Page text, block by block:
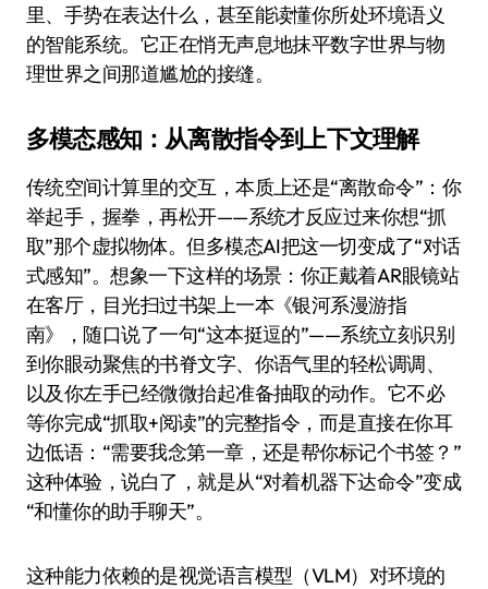
里、手势在表达什么，甚至能读懂你所处环境语义
的智能系统。它正在悄无声息地抹平数字世界与物
理世界之间那道尴尬的接缝。
多模态感知：从离散指令到上下文理解
传统空间计算里的交互，本质上还是“离散命令”：你
举起手，握拳，再松开——系统才反应过来你想“抓
取”那个虚拟物体。但多模态AI把这一切变成了“对话
式感知”。想象一下这样的场景：你正戴着AR眼镜站
在客厅，目光扫过书架上一本《银河系漫游指
南》，随口说了一句“这本挺逗的”——系统立刻识别
到你眼动聚焦的书脊文字、你语气里的轻松调调、
以及你左手已经微微抬起准备抽取的动作。它不必
等你完成“抓取+阅读”的完整指令，而是直接在你耳
边低语：“需要我念第一章，还是帮你标记个书签？”
这种体验，说白了，就是从“对着机器下达命令”变成
“和懂你的助手聊天”。
这种能力依赖的是视觉语言模型（VLM）对环境的